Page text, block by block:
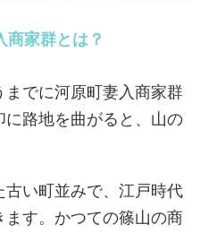
商家群とは？
までに河原町妻入商家群
路地を曲がると、山の
い町並みで、江戸時代
す。かつての篠山の商